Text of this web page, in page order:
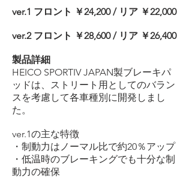
ver.1 フロント ￥24,200 / リア ￥22,000
ver.2 フロント ￥28,600 / リア ￥26,400
製品詳細
HEICO SPORTIV JAPAN製ブレーキパ
ッドは、ストリート用としてのバラン
スを考慮して各車種別に開発しまし
た。
ver.1の主な特徴
・制動力はノーマル比で約20％アップ
・低温時のブレーキングでも十分な制
動力の確保